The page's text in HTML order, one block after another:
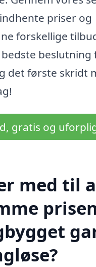
priser og
forskellige
beslutning
det første skridt
gratis og
med til